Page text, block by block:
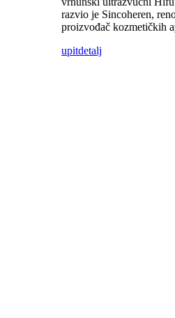
razvio je Sincoheren,
proizvođač kozmetičkih
upitdetalj